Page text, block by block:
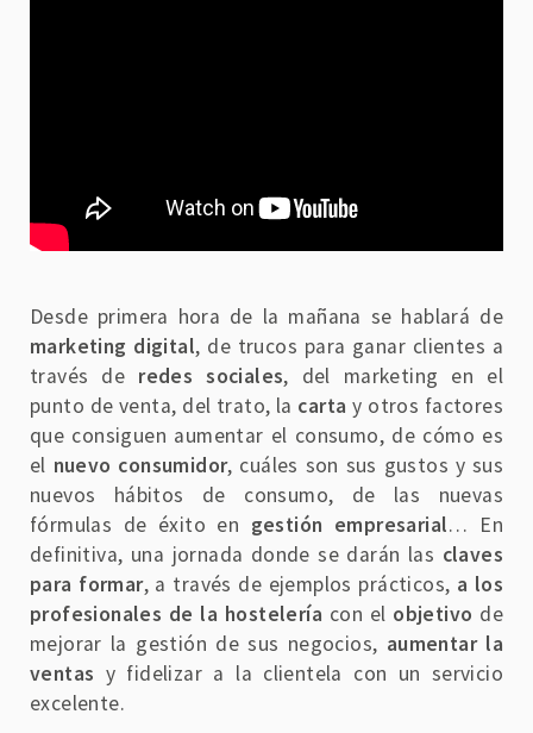
Desde primera hora de la mañana se hablará de
marketing digital, de trucos para ganar clientes a
través de redes sociales, del marketing en el
punto de venta, del trato, la carta y otros factores
que consiguen aumentar el consumo, de cómo es
el nuevo consumidor, cuáles son sus gustos y sus
nuevos hábitos de consumo, de las nuevas
fórmulas de éxito en gestión empresarial… En
definitiva, una jornada donde se darán las claves
para formar, a través de ejemplos prácticos, a los
profesionales de la hostelería con el objetivo de
mejorar la gestión de sus negocios, aumentar la
ventas y fidelizar a la clientela con un servicio
excelente.